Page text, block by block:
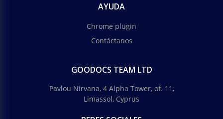
AYUDA
Chrome plugin
Contáctanos
GOODOCS TEAM LTD
Pavlou Nirvana, 4 Alpha Tower, of. 11,
Limassol, Cyprus